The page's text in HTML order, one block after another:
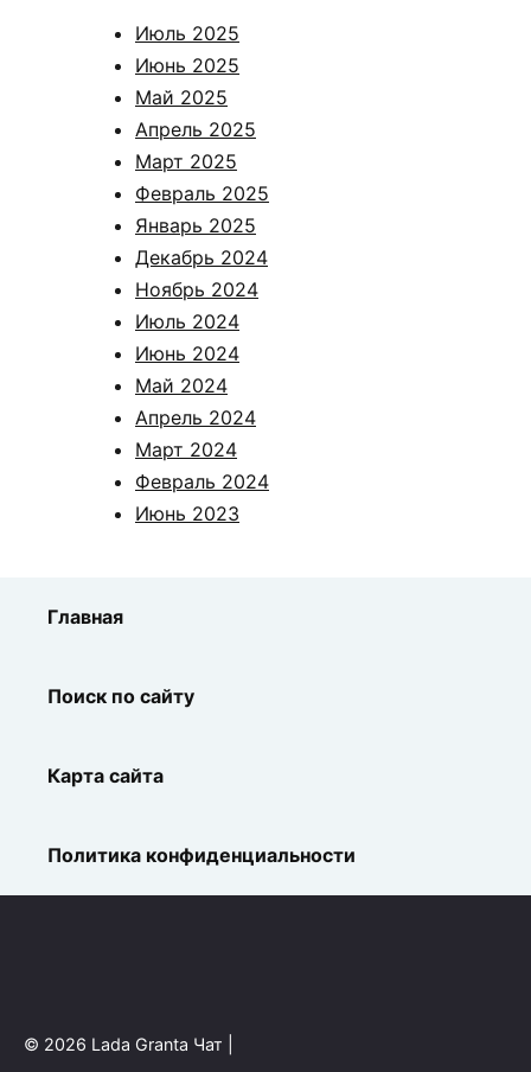
Июль 2025
Июнь 2025
Май 2025
Апрель 2025
Март 2025
Февраль 2025
Январь 2025
Декабрь 2024
Ноябрь 2024
Июль 2024
Июнь 2024
Май 2024
Апрель 2024
Март 2024
Февраль 2024
Июнь 2023
Главная
Поиск по сайту
Карта сайта
Политика конфиденциальности
© 2026 Lada Granta Чат |